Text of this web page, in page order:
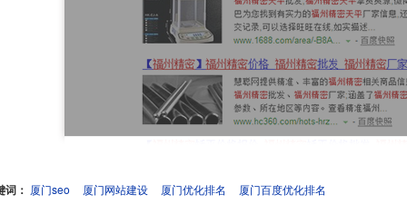
词： 厦门seo 厦门网站建设 厦门优化排名 厦门百度优化排名